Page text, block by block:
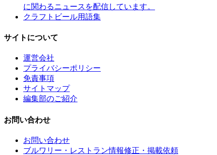
に関わるニュースを配信しています。
クラフトビール用語集
サイトについて
運営会社
プライバシーポリシー
免責事項
サイトマップ
編集部のご紹介
お問い合わせ
お問い合わせ
ブルワリー・レストラン情報修正・掲載依頼